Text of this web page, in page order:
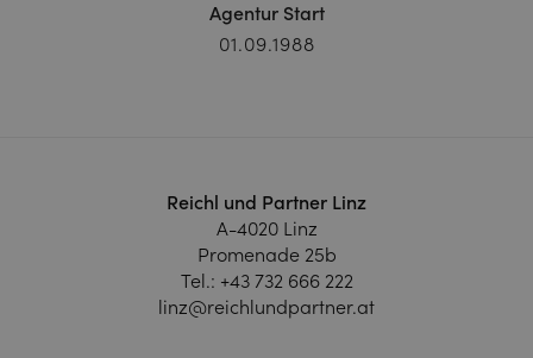
Agentur Start
01.09.1988
Reichl und Partner Linz
A-4020 Linz
Promenade 25b
Tel.: +43 732 666 222
linz@reichlundpartner.at